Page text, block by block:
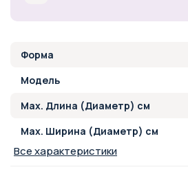
Форма
Модель
Max. Длина (Диаметр) см
Max. Ширина (Диаметр) см
Все характеристики